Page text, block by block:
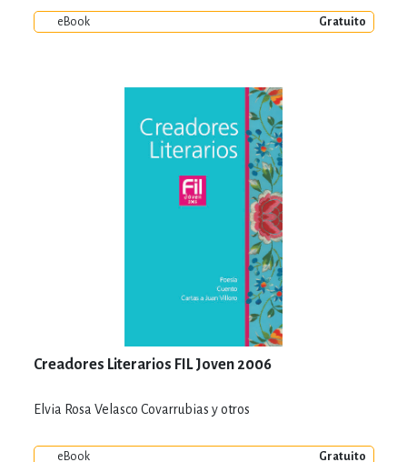
eBook Gratuito
Creadores Literarios FIL Joven 2006
Elvia Rosa Velasco Covarrubias y otros
eBook Gratuito